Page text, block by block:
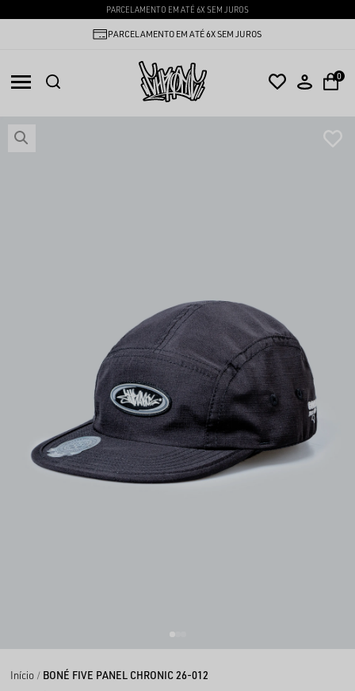
PARCELAMENTO EM ATÉ 6X SEM JUROS
PARCELAMENTO EM ATÉ 6X SEM JUROS
0
Início BONÉ FIVE PANEL CHRONIC 26-012